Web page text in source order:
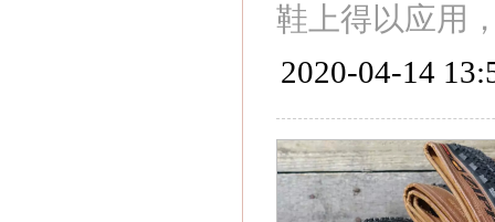
鞋上得以应用
2020-04-14